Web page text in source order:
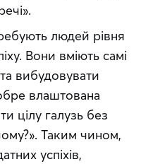
людей рівня
Вони вміють самі
вибудовувати
влаштована
цілу галузь без
Таким чином,
успіхів,